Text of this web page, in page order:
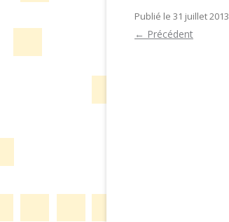
Publié le 31 juillet 2013
← Précédent